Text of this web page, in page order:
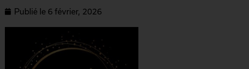
Publié le 6 février, 2026